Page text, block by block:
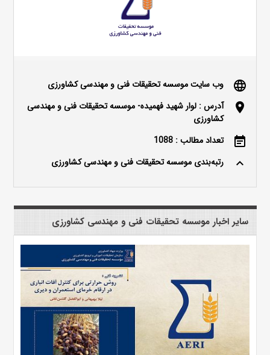
language وب سایت موسسه تحقیقات فنی و مهندسی کشاورزی
location_on
آدرس : لوار شهید فهمیده- موسسه تحقیقات فنی و مهندسی
کشاورزی
event_note تعداد مطالب : 1088
keyboard_arrow_up رتبه‌بندی موسسه تحقیقات فنی و مهندسی کشاورزی
سایر اخبار موسسه تحقیقات فنی و مهندسی کشاورزی